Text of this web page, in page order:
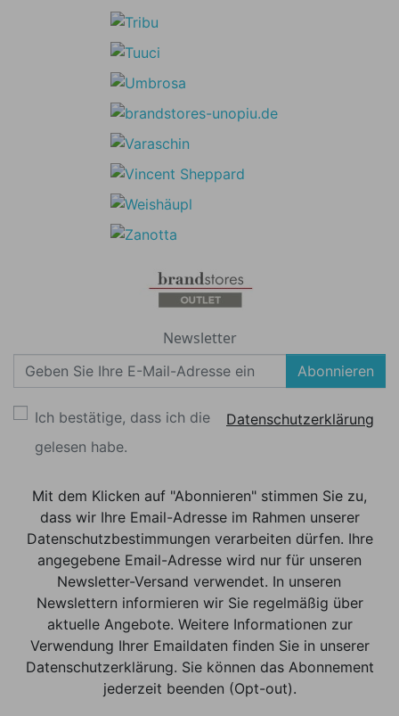
Newsletter
Abonnieren
Ich bestätige, dass ich die
Datenschutzerklärung
gelesen habe.
Mit dem Klicken auf "Abonnieren" stimmen Sie zu,
dass wir Ihre Email-Adresse im Rahmen unserer
Datenschutzbestimmungen verarbeiten dürfen. Ihre
angegebene Email-Adresse wird nur für unseren
Newsletter-Versand verwendet. In unseren
Newslettern informieren wir Sie regelmäßig über
aktuelle Angebote. Weitere Informationen zur
Verwendung Ihrer Emaildaten finden Sie in unserer
Datenschutzerklärung. Sie können das Abonnement
jederzeit beenden (Opt-out).